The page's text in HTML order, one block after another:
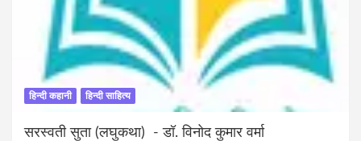
हिन्दी कहानी हिन्दी साहित्य
सरस्वती सुता (लघुकथा) ​- डॉ. विनोद कुमार वर्मा